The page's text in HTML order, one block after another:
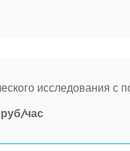
исследования с
руб/час